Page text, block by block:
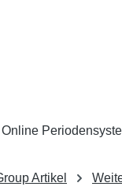
springen
Online
Artikel